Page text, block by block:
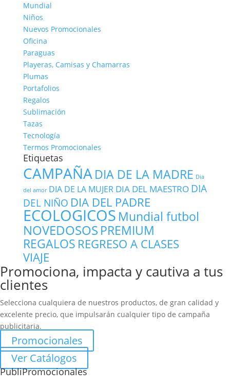
Mundial
Niños
Nuevos Promocionales
Oficina
Paraguas
Playeras, Camisas y Chamarras
Plumas
Portafolios
Regalos
Sublimación
Tazas
Tecnología
Termos Promocionales
Etiquetas
CAMPAÑA DIA DE LA MADRE Dia
del amor DIA DE LA MUJER DIA DEL MAESTRO DIA
DEL NIÑO DIA DEL PADRE
ECOLOGICOS Mundial futbol
NOVEDOSOS PREMIUM
REGALOS REGRESO A CLASES
VIAJE
Promociona, impacta y cautiva a tus
clientes
Selecciona cualquiera de nuestros productos, de gran calidad y
excelente precio, que impulsarán cualquier tipo de campaña
publicitaria.
Promocionales
Ver Catálogos
PubliPromocionales